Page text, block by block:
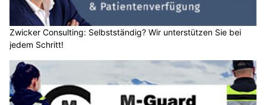
Zwicker Consulting: Selbstständig? Wir unterstützen Sie bei
jedem Schritt!